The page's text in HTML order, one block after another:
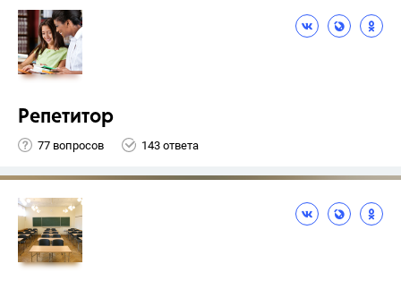
Репетитор
77 вопросов 143 ответа